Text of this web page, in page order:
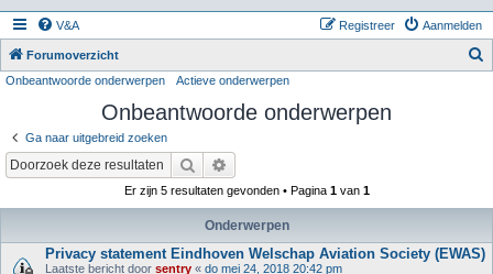
V&A Aanmelden
Registreer
Forumoverzicht
Onbeantwoorde onderwerpen Actieve onderwerpen
Onbeantwoorde onderwerpen
Ga naar uitgebreid zoeken
Zoek
Er zijn 5 resultaten gevonden • Pagina 1van 1
Onderwerpen
Privacy statement Eindhoven Welschap Aviation Society (EWAS)
Laatste bericht door sentry « do mei 24, 2018 20:42 pm